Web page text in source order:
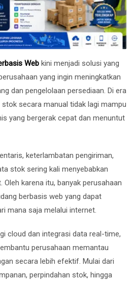
Web kini menjadi solusi yang
yang ingin meningkatkan
dan pengelolaan persediaan. Di era
secara manual tidak lagi mampu
yang bergerak cepat dan menuntut
keterlambatan pengiriman,
stok sering kali menyebabkan
Oleh karena itu, banyak perusahaan
berbasis web yang dapat
mana saja melalui internet.
cloud dan integrasi data real-time,
perusahaan memantau
secara lebih efektif. Mulai dari
perpindahan stok, hingga